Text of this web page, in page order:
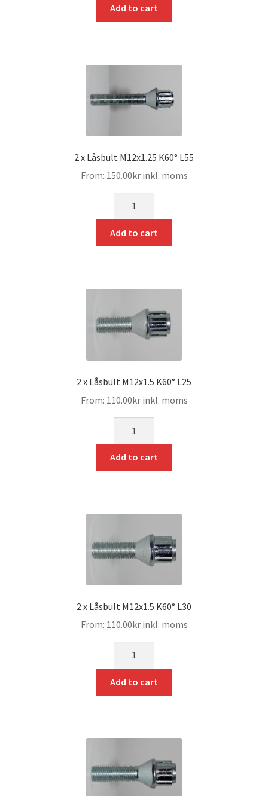
Add to cart
2 x Låsbult M12x1.25 K60° L55
From: 150.00krinkl. moms
Add to cart
2 x Låsbult M12x1.5 K60° L25
From: 110.00krinkl. moms
Add to cart
2 x Låsbult M12x1.5 K60° L30
From: 110.00krinkl. moms
Add to cart